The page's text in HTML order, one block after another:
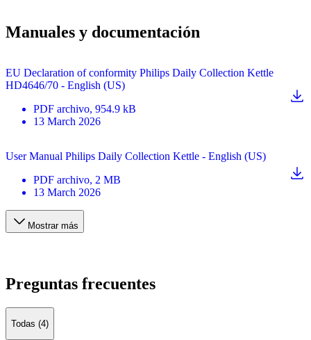
Manuales y documentación
EU Declaration of conformity Philips Daily Collection Kettle
HD4646/70 - English (US)
PDF archivo, 954.9 kB
13 March 2026
User Manual Philips Daily Collection Kettle - English (US)
PDF archivo, 2 MB
13 March 2026
Mostrar más
Preguntas frecuentes
Todas (4)